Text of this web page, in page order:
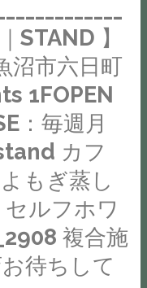
STAND 】
沼市六日町
1FOPEN
：毎週月
カフ
もぎ蒸し
ルフホワ
複合施
待ちして